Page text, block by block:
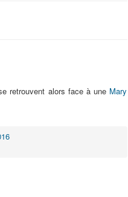
retrouvent alors face à une Mary